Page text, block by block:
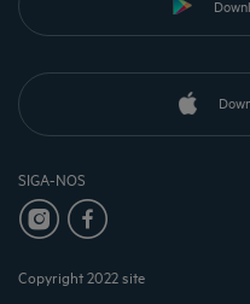
SIGA-NOS
Copyright 2022 site